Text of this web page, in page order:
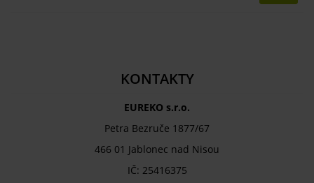
KONTAKTY
EUREKO s.r.o.
Petra Bezruče 1877/67
466 01 Jablonec nad Nisou
IČ: 25416375